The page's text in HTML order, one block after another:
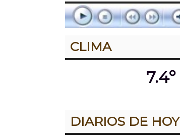
CLIMA
7.4º
DIARIOS DE HOY